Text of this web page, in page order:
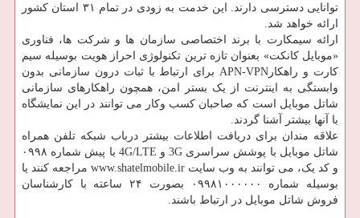
توانایی دسترسی دارند. این خدمت به زودی در تمام ۳۱ استان کشور
ارائه خواهد شد.
ارائه سیمکارت با برند اختصاصی سازمان ها و شرکت ها، فناوری
«موبایل کانکت» بعنوان تازه ترین تکنولوژی احراز هویت بوسیله سیم
‏کارت و راهکارAPN-VPN برای ارتباط با ثبات درون سازمانی بدون
وابستگی به اینترنت از یک بستر امن، همچون راهکارهای سازمانی
شاتل‏ موبایل است که صاحبان کسب وکار می­ توانند در این نمایشگاه
با آنها بیشتر آشنا گردند.
علاقه مندان برای دریافت اطلاعات بیشتر درباب شبکه تلفن همراه
شاتل‏ موبایل با پوشش سراسری 3G و 4G/LTE با پیش شماره ۰۹۹۸
و کد یک، می توانند به وب سایت www.shatelmobile.ir مراجعه کنند یا
بوسیله شماره ۰۹۹۸۱۰۰۰۰۰۰ بصورت ۲۴ ساعته با کارشناسان
فروش شاتل موبایل در ارتباط باشند.